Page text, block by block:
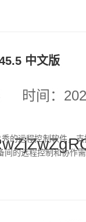
中文版
时间：
的远程控制软件，
间的远程控制和协作